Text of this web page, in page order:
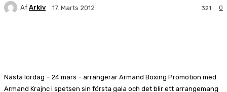
Af Arkiv 17. Marts 2012 0
321
Nästa lördag – 24 mars – arrangerar Armand Boxing Promotion med
Armand Krajnc i spetsen sin första gala och det blir ett arrangemang